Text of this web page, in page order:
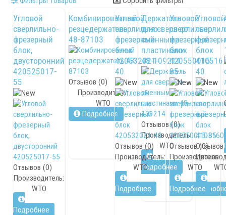
Логистика
Контакты
Заявка
Угловой
сверлильно-
фрезерный
блок,
двусторонний
420525017-
55
Отзывов (0)
Производитель:
WTO
Подробнее
Комбинированный
резцедержатель
48-87103
Отзывов (0)
Производитель:
WTO
Подробнее
Держатель
для сверл со
сменными
пластинами
48-109214
Отзывов (0)
Производитель:
WTO
Подробнее
Угловой
блок
40
Отзывов
Угловой
сверлильно-
фрезерный
блок
420532021-
40
Отзывов (0)
Производитель:
WTO
Подробнее
Угловой
сверлильно-
фрезерный
блок
420550015-
85
Отзывов (0)
Производитель:
WTO
Подробнее